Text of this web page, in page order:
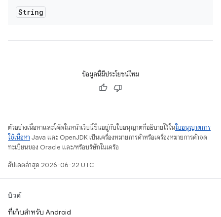
String
ข้อมูลนี้มีประโยชน์ไหม
ตัวอย่างเนื้อหาและโค้ดในหน้าเว็บนี้ขึ้นอยู่กับใบอนุญาตที่อธิบายไว้ในใบอนุญาตการ
ใช้เนื้อหา Java และ OpenJDK เป็นเครื่องหมายการค้าหรือเครื่องหมายการค้าจด
ทะเบียนของ Oracle และ/หรือบริษัทในเครือ
อัปเดตล่าสุด 2026-06-22 UTC
บิวด์
ที่เก็บสำหรับ Android